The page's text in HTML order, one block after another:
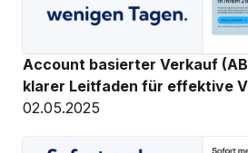
Account basierter Verkauf
klarer Leitfaden für effektive
02.05.2025